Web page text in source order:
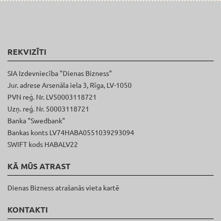
REKVIZĪTI
SIA Izdevniecība "Dienas Bizness"
Jur. adrese Arsenāla iela 3, Rīga, LV-1050
PVN reģ. Nr. LV50003118721
Uzņ. reģ. Nr. 50003118721
Banka "Swedbank"
Bankas konts LV74HABA0551039293094
SWIFT kods HABALV22
KĀ MŪS ATRAST
Dienas Bizness atrašanās vieta kartē
KONTAKTI